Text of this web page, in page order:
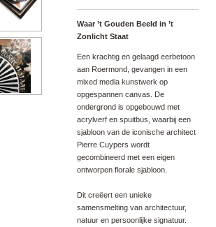
Waar ’t Gouden Beeld in ’t
Zonlicht Staat
Een krachtig en gelaagd eerbetoon
aan Roermond, gevangen in een
mixed media kunstwerk op
opgespannen canvas. De
ondergrond is opgebouwd met
acrylverf en spuitbus, waarbij een
sjabloon van de iconische architect
Pierre Cuypers wordt
gecombineerd met een eigen
ontworpen florale sjabloon.
Dit creëert een unieke
samensmelting van architectuur,
natuur en persoonlijke signatuur.